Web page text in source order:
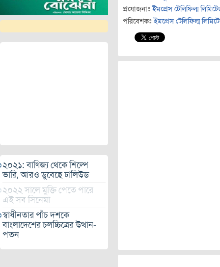
২০২১: বাণিজ্য থেকে শিল্পে
ভারি, আরও ডুবেছে ঢালিউড
২০২২ সালে মুক্তি পেতে পারে
এই সব সিনেমা
স্বাধীনতার পাঁচ দশকে
বাংলাদেশের চলচ্চিত্রের উত্থান-
পতন
প্রযোজনাঃ ইমপ্রেস টেলিফিল্ম
পরিবেশকঃ ইমপ্রেস টেলিফিল্ম